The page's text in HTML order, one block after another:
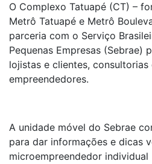
O Complexo Tatuapé (CT) –
Metrô Tatuapé e Metrô
parceria com o Serviço
Pequenas Empresas (Sebrae)
lojistas e clientes, consultorias
empreendedores.
A unidade móvel do Sebrae
para dar informações e dicas
microempreendedor individual